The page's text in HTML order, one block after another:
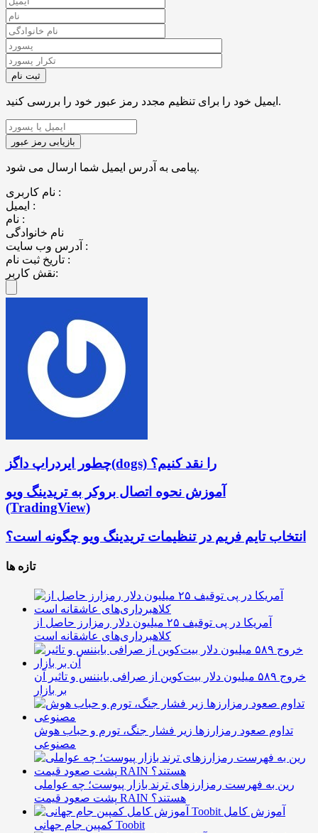
ایمیل خود را برای تنظیم مجدد رمز عبور خود را بررسی کنید.
پیامی به آدرس ایمیل شما ارسال می شود.
نام کاربری :
ایمیل :
نام :
نام خانوادگی
آدرس وب سایت :
تاریخ ثبت نام :
نقش کاربر:
چطور ایردراپ داگز(dogs) را نقد کنیم؟
آموزش نحوه اتصال بروکر به تریدینگ ویو
(TradingView)
انتخاب تایم فریم در تنظیمات تریدینگ ویو چگونه است؟
تازه ها
آمریکا در پی توقیف ۲۵ میلیون دلار رمزارز حاصل از
کلاهبرداری‌های عاشقانه است
خروج ۵۸۹ میلیون دلار بیت‌کوین از صرافی بایننس و تاثیر آن
بر بازار
تداوم صعود رمزارزها زیر فشار جنگ، تورم و حباب هوش
مصنوعی
رین به فهرست رمزارزهای ترند بازار پیوست؛ چه عواملی
پشت صعود قیمت RAIN هستند؟
آموزش کامل
کمپین جام جهانی Toobit